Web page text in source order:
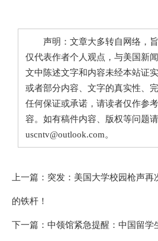
声明：文章大多转自网络，旨
仅代表作者个人观点，与美国新
文中陈述文字和内容未经本站证
或者部分内容、文字的真实性、
任何保证或承诺，请读者仅作参
容。如有稿件内容、版权等问题
uscntv@outlook.com。
上一篇： 突发：美国大学校园枪声再
的铁杆！
下一篇： 中领馆紧急提醒：中国留学